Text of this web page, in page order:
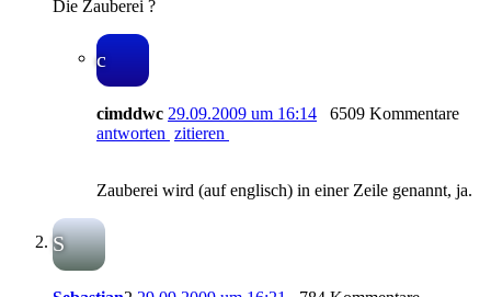
Die Zauberei ?
c
cimddwc 29.09.2009 um 16:14
6509 Kommentare
antworten zitieren
Zauberei wird (auf englisch) in einer Zeile genannt, ja.
S